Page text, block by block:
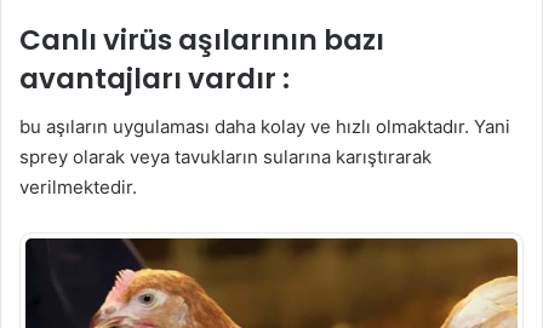
Canlı virüs aşılarının bazı
avantajları vardır :
bu aşıların uygulaması daha kolay ve hızlı olmaktadır. Yani
sprey olarak veya tavukların sularına karıştırarak
verilmektedir.